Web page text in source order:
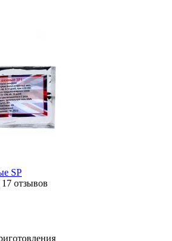
SP
17 отзывов